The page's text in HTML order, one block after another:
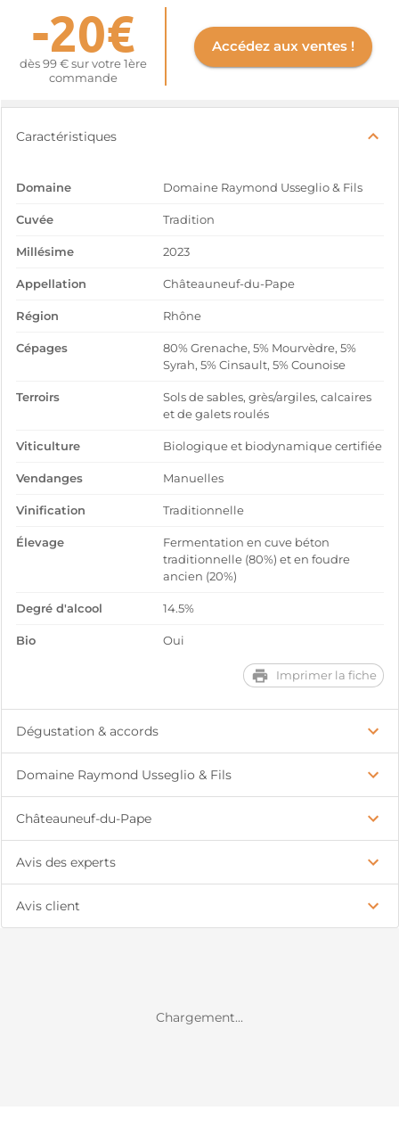
-20€
dès 99 € sur votre 1ère
commande
Accédez aux ventes !
Caractéristiques
Domaine Domaine Raymond Usseglio & Fils
Cuvée Tradition
Millésime 2023
Appellation Châteauneuf-du-Pape
Région Rhône
Cépages
80% Grenache, 5% Mourvèdre, 5%
Syrah, 5% Cinsault, 5% Counoise
Terroirs
Sols de sables, grès/argiles, calcaires
et de galets roulés
Viticulture Biologique et biodynamique certifiée
Vendanges Manuelles
Vinification Traditionnelle
Élevage
Fermentation en cuve béton
traditionnelle (80%) et en foudre
ancien (20%)
Degré d'alcool 14.5%
Bio Oui
Imprimer la fiche
Dégustation & accords
Domaine Raymond Usseglio & Fils
Châteauneuf-du-Pape
Avis des experts
Avis client
Chargement...